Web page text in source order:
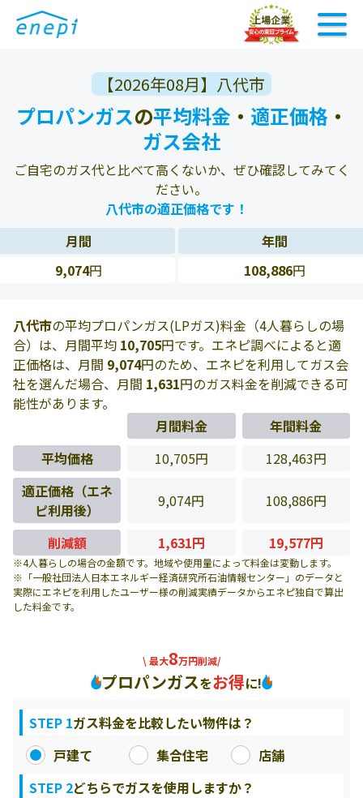
【2026年08月】八代市
プロパンガスの平均料金 ・ 適正価格 ・
ガス会社
ご自宅のガス代と比べて高くないか、ぜひ確認してみてく
ださい。
八代市の適正価格です！
月間
年間
9,074円 108,886円
八代市の平均プロパンガス(LPガス)料金（4人暮らしの場
合）は、月間平均 10,705円です。エネピ調べによると適
正価格は、月間 9,074円のため、エネピを利用してガス会
社を選んだ場合、月間 1,631円のガス料金を削減できる可
能性があります。
月間料金
年間料金
平均価格
10,705円
128,463円
適正価格（エネ
ピ利用後）
9,074円 108,886円
削減額 1,631円 19,577円
※4人暮らしの場合の金額です。地域や使用量によって料金は変動します。
※「一般社団法人日本エネルギー経済研究所石油情報センター」のデータと
実際にエネピを利用したユーザー様の削減実績データからエネピ独自で算出
した料金です。
\ 最大8万円削減/
プロパンガスをお得に!
STEP 1ガス料金を比較したい物件は？
戸建て
集合住宅
店舗
STEP 2どちらでガスを使用しますか？